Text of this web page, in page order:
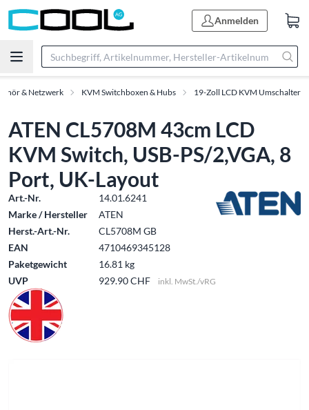
Anmelden
& Netzwerk KVM Switchboxen & Hubs 19-Zoll LCD KVM Umschalter
ATEN CL5708M 43cm LCD
KVM Switch, USB-PS/2,VGA, 8
Port, UK-Layout
Art.-Nr.
14.01.6241
Marke / Hersteller
ATEN
Herst.-Art.-Nr.
CL5708M GB
EAN
4710469345128
Paketgewicht
16.81 kg
UVP
929.90 CHF inkl. MwSt./vRG